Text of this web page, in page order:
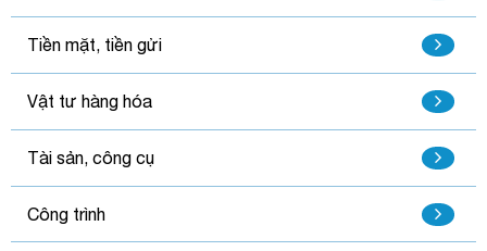
Tiền mặt, tiền gửi
Vật tư hàng hóa
Tài sản, công cụ
Công trình